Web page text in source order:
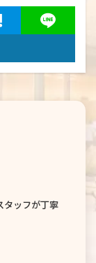
タッフが丁寧